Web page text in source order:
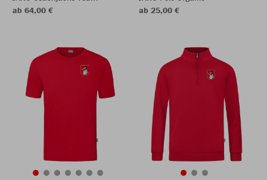
ab 64,00 €
ab 25,00 €